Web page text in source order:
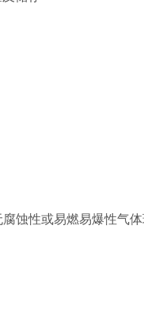
蚀性或易燃易爆性气